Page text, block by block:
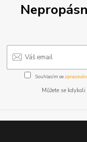
Souhlasím se
Můžete se